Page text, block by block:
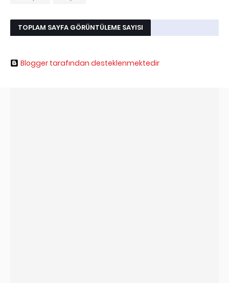
TOPLAM SAYFA GÖRÜNTÜLEME SAYISI
Blogger tarafından desteklenmektedir